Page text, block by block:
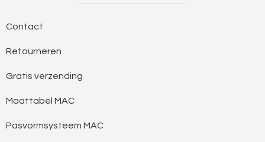
Contact
Retourneren
Gratis verzending
Maattabel MAC
Pasvormsysteem MAC